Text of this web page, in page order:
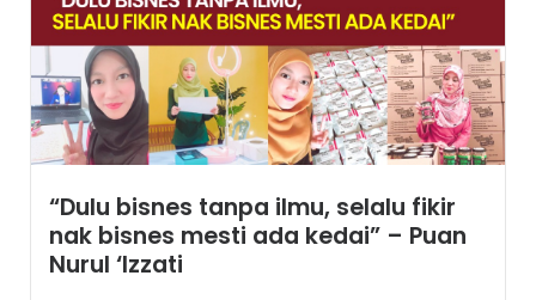
“Dulu bisnes tanpa ilmu, selalu fikir
nak bisnes mesti ada kedai” – Puan
Nurul ‘Izzati